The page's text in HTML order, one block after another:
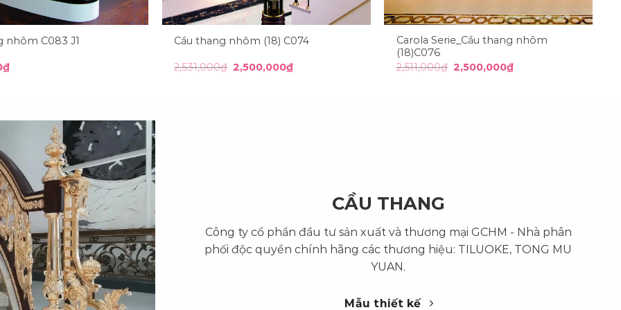
nhôm C083 J1
₫
Cầu thang nhôm (18) C074
2,531,000₫ Giá
gốc
2,500,000₫Giá
Carola Serie_Cầu thang nhôm
(18)C076
2,511,000₫ Giá
gốc
2,500,000₫Giá
CẦU THANG
Công ty cổ phần đầu tư sản xuất và thương mại GCHM - Nhà phân
phối độc quyền chính hãng các thương hiệu: TILUOKE, TONG MU
YUAN.
Mẫu thiết kế